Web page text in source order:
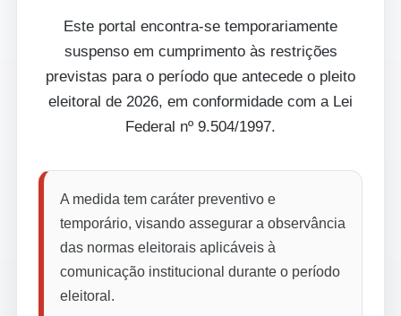
Este portal encontra-se temporariamente
suspenso em cumprimento às restrições
previstas para o período que antecede o pleito
eleitoral de 2026, em conformidade com a Lei
Federal nº 9.504/1997.
A medida tem caráter preventivo e
temporário, visando assegurar a observância
das normas eleitorais aplicáveis à
comunicação institucional durante o período
eleitoral.